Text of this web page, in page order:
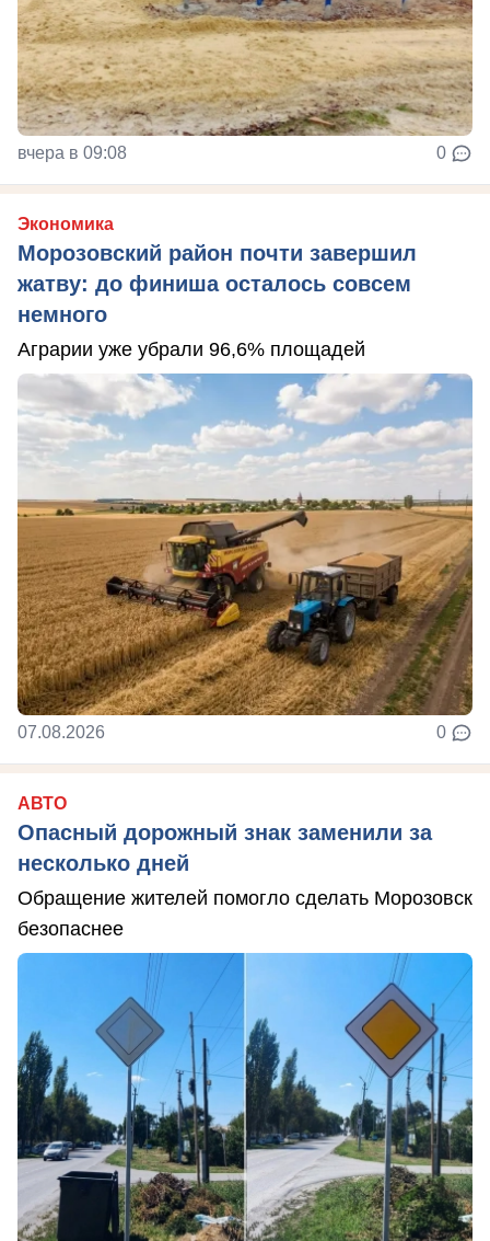
вчера в 09:08 0
Экономика
Морозовский район почти завершил
жатву: до финиша осталось совсем
немного
Аграрии уже убрали 96,6% площадей
07.08.2026 0
АВТО
Опасный дорожный знак заменили за
несколько дней
Обращение жителей помогло сделать Морозовск
безопаснее